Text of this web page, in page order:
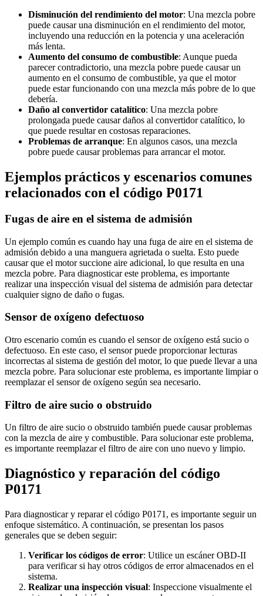
Disminución del rendimiento del motor: Una mezcla pobre
puede causar una disminución en el rendimiento del motor,
incluyendo una reducción en la potencia y una aceleración
más lenta.
Aumento del consumo de combustible: Aunque pueda
parecer contradictorio, una mezcla pobre puede causar un
aumento en el consumo de combustible, ya que el motor
puede estar funcionando con una mezcla más pobre de lo que
debería.
Daño al convertidor catalítico: Una mezcla pobre
prolongada puede causar daños al convertidor catalítico, lo
que puede resultar en costosas reparaciones.
Problemas de arranque: En algunos casos, una mezcla
pobre puede causar problemas para arrancar el motor.
Ejemplos prácticos y escenarios comunes
relacionados con el código P0171
Fugas de aire en el sistema de admisión
Un ejemplo común es cuando hay una fuga de aire en el sistema de
admisión debido a una manguera agrietada o suelta. Esto puede
causar que el motor succione aire adicional, lo que resulta en una
mezcla pobre. Para diagnosticar este problema, es importante
realizar una inspección visual del sistema de admisión para detectar
cualquier signo de daño o fugas.
Sensor de oxígeno defectuoso
Otro escenario común es cuando el sensor de oxígeno está sucio o
defectuoso. En este caso, el sensor puede proporcionar lecturas
incorrectas al sistema de gestión del motor, lo que puede llevar a una
mezcla pobre. Para solucionar este problema, es importante limpiar o
reemplazar el sensor de oxígeno según sea necesario.
Filtro de aire sucio o obstruido
Un filtro de aire sucio o obstruido también puede causar problemas
con la mezcla de aire y combustible. Para solucionar este problema,
es importante reemplazar el filtro de aire con uno nuevo y limpio.
Diagnóstico y reparación del código
P0171
Para diagnosticar y reparar el código P0171, es importante seguir un
enfoque sistemático. A continuación, se presentan los pasos
generales que se deben seguir:
Verificar los códigos de error: Utilice un escáner OBD-II
para verificar si hay otros códigos de error almacenados en el
sistema.
Realizar una inspección visual: Inspeccione visualmente el